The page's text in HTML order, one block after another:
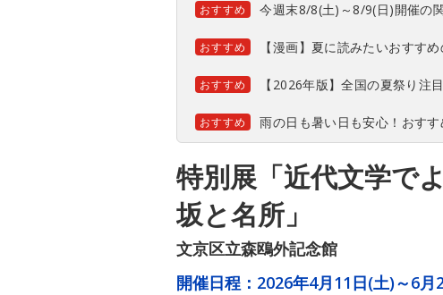
おすすめ 今週末8/8(土)～8/9(日)開催の
おすすめ 【漫画】夏に読みたいおすす
おすすめ 【2026年版】全国の夏祭り注
おすすめ 雨の日も暑い日も安心！おす
特別展「近代文学で
坂と名所」
文京区立森鴎外記念館
開催日程： 2026年4月11日(土)～6月